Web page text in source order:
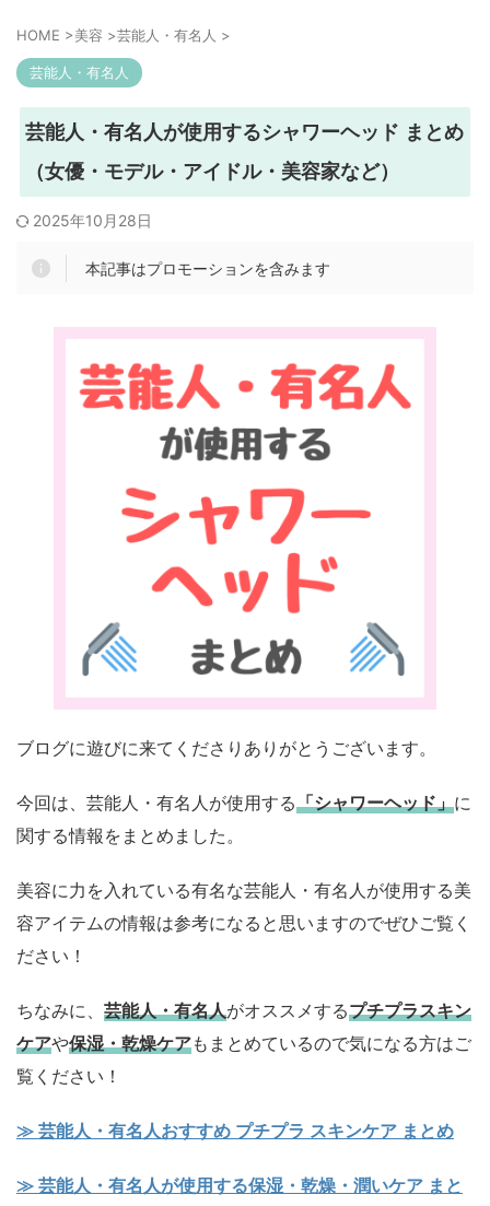
HOME >美容 >芸能人・有名人 >
芸能人・有名人
芸能人・有名人が使用するシャワーヘッド まとめ
（女優・モデル・アイドル・美容家など）
2025年10月28日
本記事はプロモーションを含みます
ブログに遊びに来てくださりありがとうございます。
今回は、芸能人・有名人が使用する「シャワーヘッド」に
関する情報をまとめました。
美容に力を入れている有名な芸能人・有名人が使用する美
容アイテムの情報は参考になると思いますのでぜひご覧く
ださい！
ちなみに、 芸能人・有名人がオススメするプチプラスキン
ケアや保湿・乾燥ケアもまとめているので気になる方はご
覧ください！
≫ 芸能人・有名人おすすめ プチプラ スキンケア まとめ
≫ 芸能人・有名人が使用する保湿・乾燥・潤いケア まと